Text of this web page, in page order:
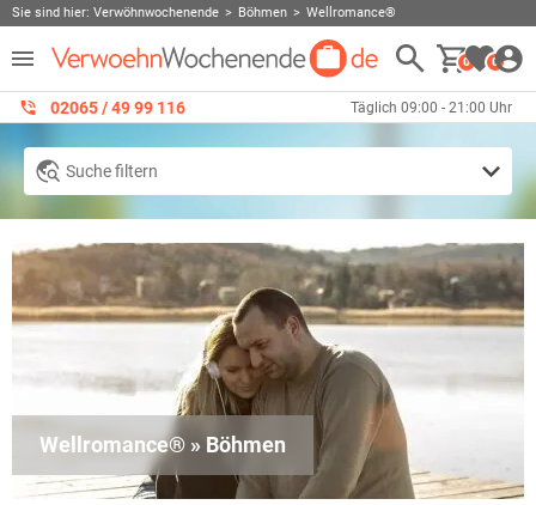
Sie sind hier: Verwöhnwochenende Böhmen Wellromance®
0 0
02065 / 49 ‌99 116 Täglich 09:00 - 21:00 Uhr
Suche filtern
Wellromance® » Böhmen